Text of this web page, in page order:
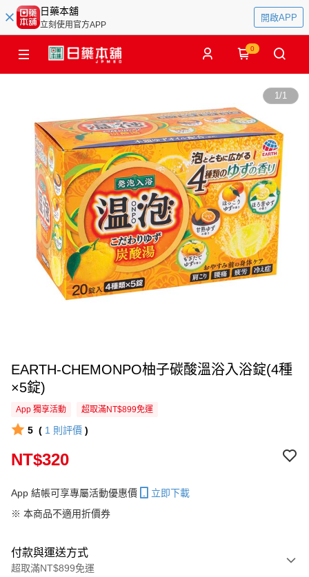
日藥本舖
立刻使用官方APP
開啟APP
0
1/1
EARTH-CHEMONPO柚子碳酸溫浴入浴錠(4種
×5錠)
App 獨享活動 超取滿NT$899免運
5 ( 1 則評價 )
NT$320
App 結帳可享專屬活動優惠價
立即下載
※ 本商品不適用折價券
付款與運送方式
超取滿NT$899免運